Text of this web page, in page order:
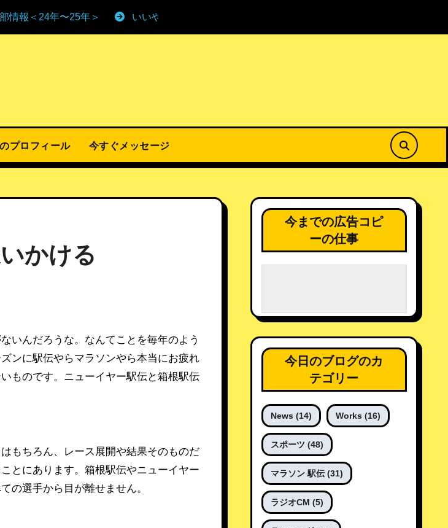
情報＜24年〜25年＞ いいやま菜の花公園で春を満喫
プロフィール 今すぐメッセージ
かける
ンに駅伝やらマラソンやら本当にお疲れ
ものです。ニューイヤー駅伝と箱根駅伝
もちろん、レース展開や結果そのものだ
とにあります。箱根駅伝やニューイヤー
の選手から目が離せません。
今までの広告コピ
ーの仕事
今日のブログのカ
テゴリー
News(14) Works(16)
スポーツ (48)
マラソン 駅伝(31)
ラジオCM (5)